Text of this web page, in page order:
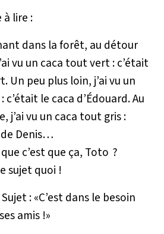
lire :
dans la forêt, au détour
vu un caca tout vert : c’était
Un peu plus loin, j’ai vu un
le caca d’Édouard. Au
j’ai vu un caca tout gris :
Denis…
c’est que ça, Toto ?
sujet quoi !
: «C’est dans le besoin
amis !»